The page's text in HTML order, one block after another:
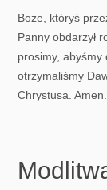
Boże, któryś
Panny obdarzył
prosimy, abyśmy
otrzymaliśmy
Chrystusa. Amen.